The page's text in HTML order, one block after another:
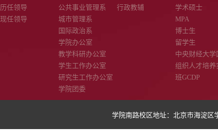
历任领导
现任领导
公共事业管理系
城市管理系
国际政治系
学院办公室
教学科研办公室
学生工作办公室
研究生工作办公室
学院团委
行政教辅
学术硕士
MPA
博士生
留学生
中央财经大学
组织人才培养
班GCDP
学院南路校区地址：北京市海淀区